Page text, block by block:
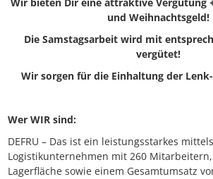
und Weihnachtsgeld!
Die Samstagsarbeit wird mit
vergütet!
Wir sorgen für die Einhaltung der
Wer WIR sind:
DEFRU – Das ist ein leistungsstarkes
Logistikunternehmen mit 260 Mitarbeitern,
Lagerfläche sowie einem Gesamtumsatz